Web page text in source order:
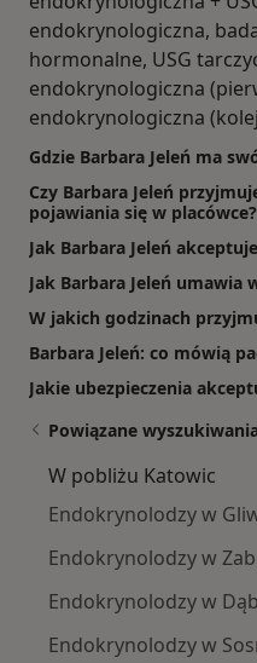
endokrynologiczna,
hormonalne, USG
endokrynologiczna
endokrynologiczna
Gdzie Barbara Jeleń ma
Czy Barbara Jeleń
pojawiania się w placówce?
Jak Barbara Jeleń
Jak Barbara Jeleń umawia
W jakich godzinach
Barbara Jeleń: co mówią
Jakie ubezpieczenia
Powiązane
W pobliżu Katowic
Endokrynolodzy w
Endokrynolodzy w
Endokrynolodzy w
Endokrynolodzy w